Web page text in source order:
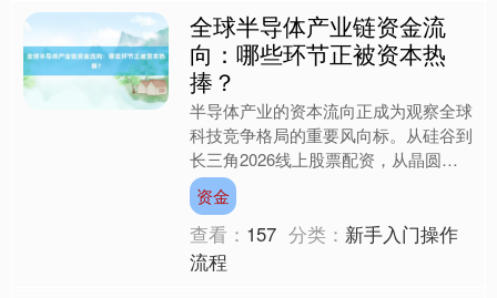
全球半导体产业链资金流
向：哪些环节正被资本热
捧？
半导体产业的资本流向正成为观察全球
科技竞争格局的重要风向标。从硅谷到
长三角2026线上股票配资，从晶圆厂
建设到先进封装技术突破，资金正以不
同形态渗透至产业链各环....
资金
查看： 157 分类： 新手入门操作
流程